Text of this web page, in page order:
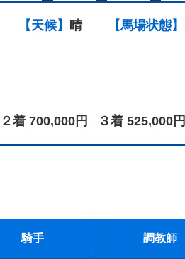
【天候】 晴 【馬場状態】
２着 700,000円 ３着 525,000円
騎手 調教師